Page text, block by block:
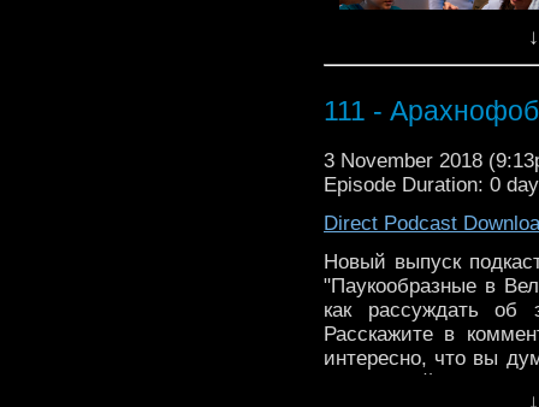
novuiu seriiu
etot raz kraten'ko, tak
litso.
Rasskazhite v
interesno, chto vy
00:00– Nachalo
01:18– O vizual'noi
02:20– O siuzhete
– O
111 -
3 November 2018
Episode Duration: 0
Direct Podcast
Новый выпуск
"Паукообразные в
как рассуждать
Расскажите в
интересно, что вы
визуальной